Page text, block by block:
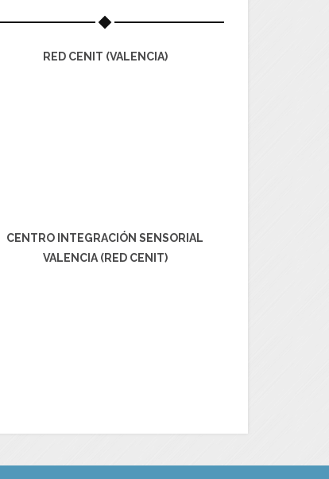
RED CENIT (VALENCIA)
CENTRO INTEGRACIÓN SENSORIAL
VALENCIA (RED CENIT)